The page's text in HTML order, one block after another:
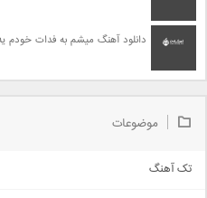
دانلود آهنگ میشم به فدات خودم
موضوعات
تک آهنگ